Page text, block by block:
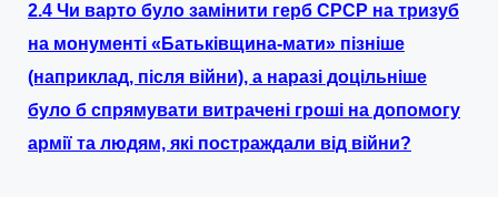
2.4 Чи варто було замінити герб СРСР на тризуб
на монументі «Батьківщина-мати» пізніше
(наприклад, після війни), а наразі доцільніше
було б спрямувати витрачені гроші на допомогу
армії та людям, які постраждали від війни?